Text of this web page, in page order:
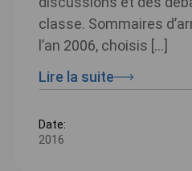
classe. Sommaires
l’an 2006, choisis […]
Lire la suite
Date:
2016